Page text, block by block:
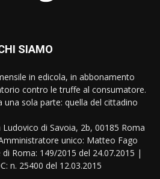
SIAMO
in edicola, in abbonamento
contro le truffe al consumatore.
una sola parte: quella del cittadino
di Savoia, 2b, 00185 Roma
unico: Matteo Fago
Roma: 149/2015 del 24.07.2015 |
n. 25400 del 12.03.2015